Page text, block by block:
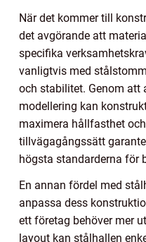
När det kommer till
det avgörande att
specifika
vanligtvis med
och stabilitet. Genom att
modellering kan
maximera hållfasthet
tillvägagångssätt
högsta standarderna för
En annan fördel med
anpassa dess
ett företag behöver mer
layout kan stålhallen